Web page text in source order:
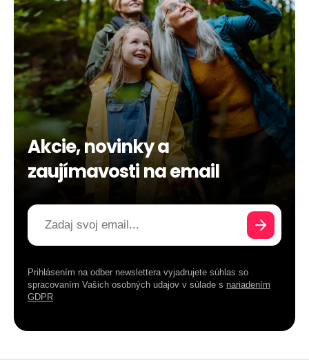
Akcie, novinky a
zaujímavosti na email
Prihlásením na odber newslettera vyjadrujete súhlas so
spracovaním Vašich osobných udajov v súlade s nariadením
GDPR